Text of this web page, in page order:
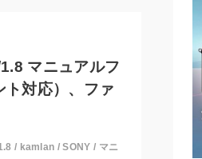
マニュアルフ
ト対応）、ファ
/ kamlan /SONY / マニ